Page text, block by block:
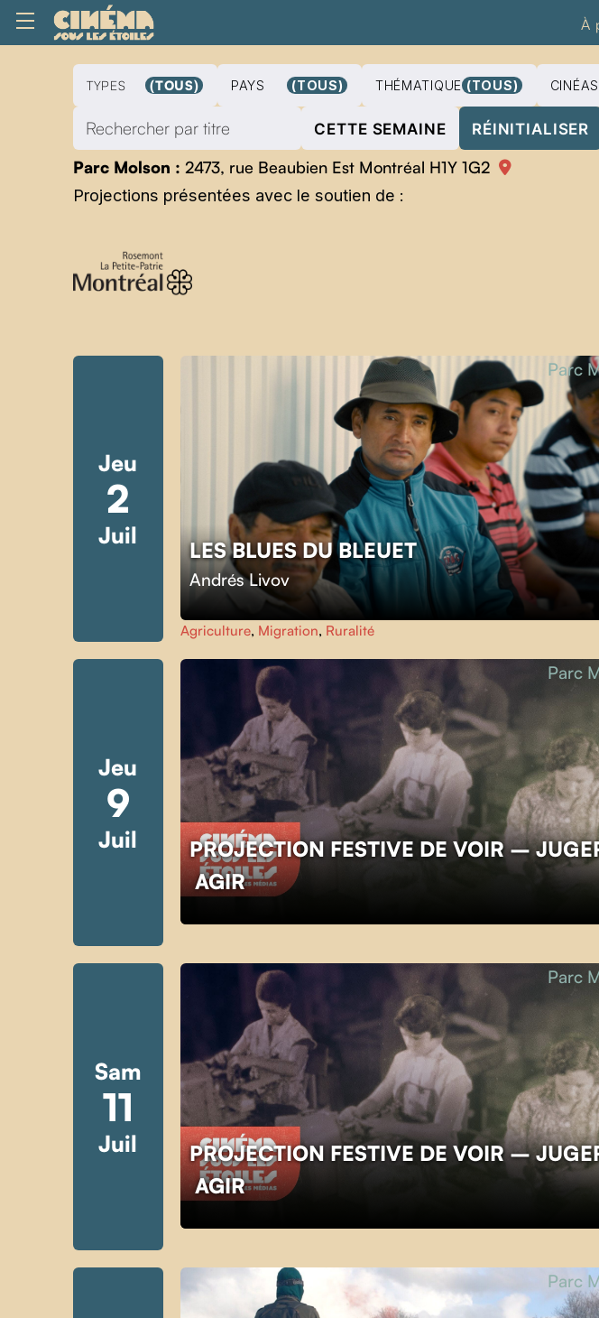
À
TYPES (TOUS) PAYS (TOUS) THÉMATIQUE (TOUS)
CETTE SEMAINE RÉINITIALISER
Parc Molson : 2473, rue Beaubien Est Montréal H1Y 1G2
Projections présentées avec le soutien de :
Jeu
2
Juil
LES BLUES DU BLEUET
Andrés Livov
Parc
Agriculture, Migration, Ruralité
Jeu
9
Juil
PROJECTION FESTIVE DE VOIR –
AGIR
Parc
Sam
11
Juil
PROJECTION FESTIVE DE VOIR –
AGIR
Parc
Parc